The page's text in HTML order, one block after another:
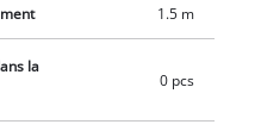
permet d’arroser
de tuyau sans fil. Trois
et une buse de
avec l’appareil.
1.5 m
la
0 pcs